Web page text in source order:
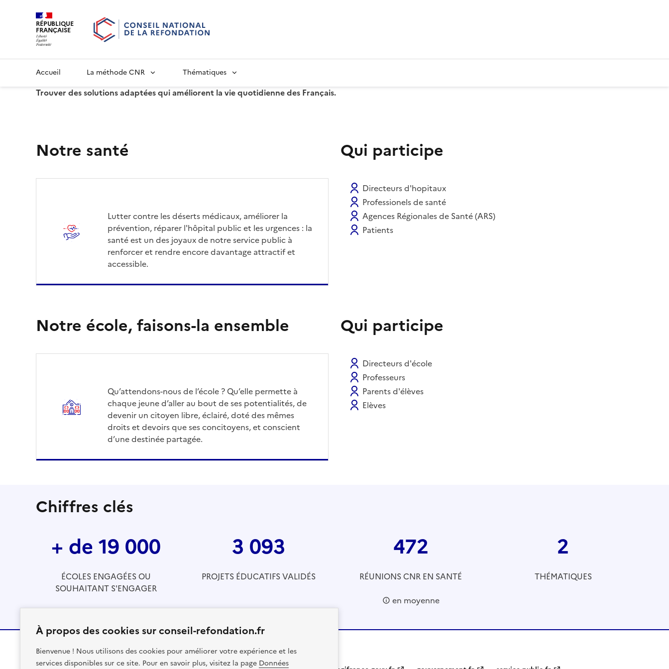
À propos des cookies sur conseil-refondation.fr
Bienvenue ! Nous utilisons des cookies pour améliorer votre expérience et les
services disponibles sur ce site. Pour en savoir plus, visitez la page Données
RÉPUBLIQUE
FRANÇAISE
Accueil La méthode CNR Thématiques
Trouver des solutions adaptées qui améliorent la vie quotidienne des Français.
Notre santé
Lutter contre les déserts médicaux, améliorer la
prévention, réparer l'hôpital public et les urgences : la
santé est un des joyaux de notre service public à
renforcer et rendre encore davantage attractif et
accessible.
Qui participe
Directeurs d'hopitaux
Professionels de santé
Agences Régionales de Santé (ARS)
Patients
Notre école, faisons-la ensemble
Qu’attendons-nous de l’école ? Qu’elle permette à
chaque jeune d’aller au bout de ses potentialités, de
devenir un citoyen libre, éclairé, doté des mêmes
droits et devoirs que ses concitoyens, et conscient
d’une destinée partagée.
Qui participe
Directeurs d'école
Professeurs
Parents d'élèves
Elèves
Chiffres clés
+ de 19 000
ÉCOLES ENGAGÉES OU
SOUHAITANT S'ENGAGER
3 093
PROJETS ÉDUCATIFS VALIDÉS
472
RÉUNIONS CNR EN SANTÉ
en moyenne
2
THÉMATIQUES